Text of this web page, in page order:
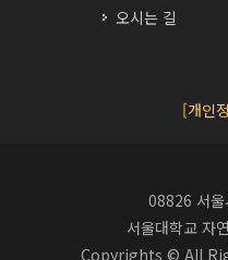
오시는 길
[개인
08826 서울
서울대학교 자
Copyrights © All